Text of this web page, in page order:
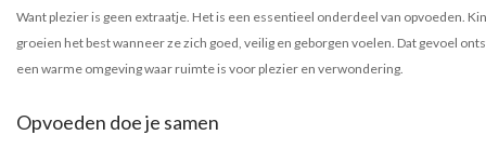
Want plezier is geen extraatje. Het is een essentieel onderdeel van opvoeden.
groeien het best wanneer ze zich goed, veilig en geborgen voelen. Dat gevoel
een warme omgeving waar ruimte is voor plezier en verwondering.
Opvoeden doe je samen